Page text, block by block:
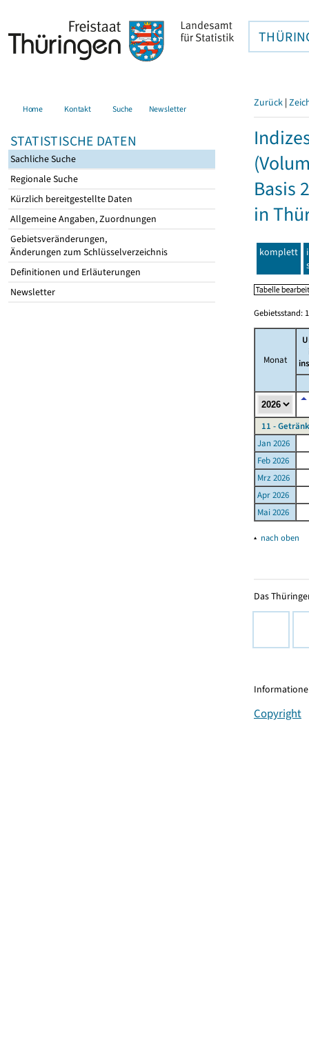
Home Kontakt Suche Newsletter
STATISTISCHE DATEN
Sachliche Suche
Regionale Suche
Kürzlich bereitgestellte Daten
Allgemeine Angaben, Zuordnungen
Gebietsveränderungen,
Änderungen zum Schlüsselverzeichnis
Definitionen und Erläuterungen
Newsletter
Zurück |
Basis
in
komplett
Gebietsstand:
Monat
11 -
Jan 2026
Feb 2026
Mrz 2026
Apr 2026
Mai 2026
▴ nach oben
Das
Copyright